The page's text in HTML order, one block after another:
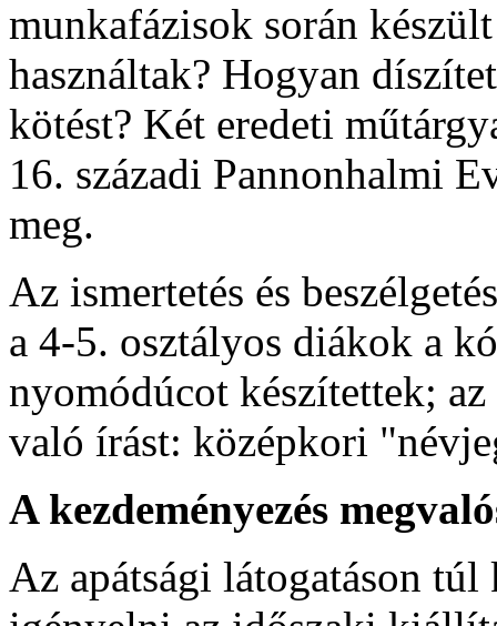
munkafázisok során
használtak? Hogyan
kötést? Két eredeti
16. századi Pannonhalmi
meg.
Az ismertetés és
a 4-5. osztályos diákok a
nyomódúcot készítettek;
való írást: középkori
A kezdeményezés
Az apátsági látogatáson